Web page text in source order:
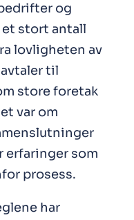
og
stort antall
lovligheten av
til
store foretak
var om
erfaringer som
prosess.
har